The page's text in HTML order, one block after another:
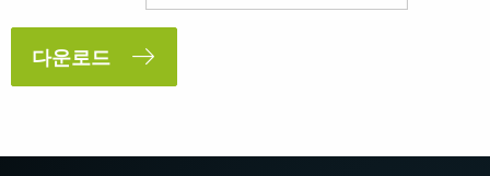
다운로드